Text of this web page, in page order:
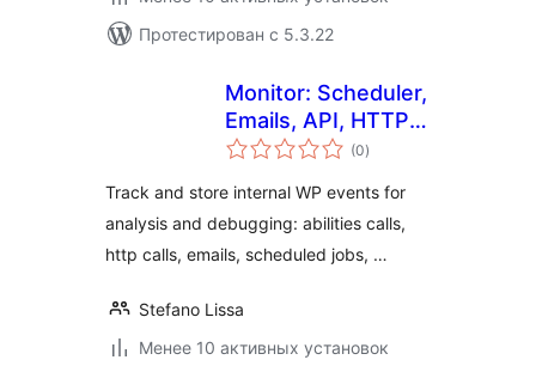
Протестирован с 5.3.22
Monitor: Scheduler,
Emails, API, HTTP
and more
(0общий
рейтинг
)
Track and store internal WP events for
analysis and debugging: abilities calls,
http calls, emails, scheduled jobs, …
Stefano Lissa
Менее 10 активных установок